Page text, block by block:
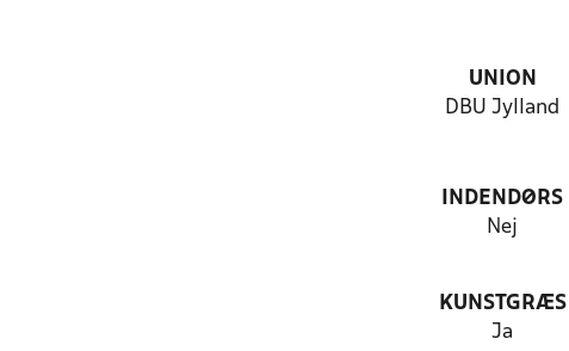
UNION
DBU Jylland
INDENDØRS
Nej
KUNSTGRÆS
Ja